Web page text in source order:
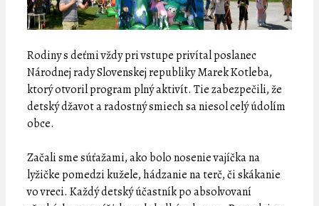
Rodiny s deťmi vždy pri vstupe privítal poslanec
Národnej rady Slovenskej republiky Marek Kotleba,
ktorý otvoril program plný aktivít. Tie zabezpečili, že
detský džavot a radostný smiech sa niesol celý údolím
obce.
Začali sme súťažami, ako bolo nosenie vajíčka na
lyžičke pomedzi kužele, hádzanie na terč, či skákanie
vo vreci. Každý detský účastník po absolvovaní